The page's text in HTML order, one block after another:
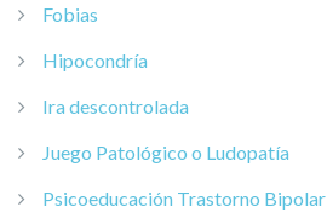
Fobias
Hipocondría
Ira descontrolada
Juego Patológico o Ludopatía
Psicoeducación Trastorno Bipolar